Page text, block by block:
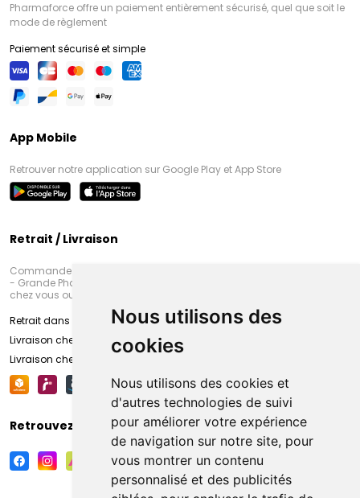
Nous utilisons des
cookies
Nous utilisons des cookies et
d'autres technologies de suivi
pour améliorer votre expérience
de navigation sur notre site, pour
vous montrer un contenu
personnalisé et des publicités
Pharmaforce offre un paiement entièrement sécurisé, quel que soit le
mode de règlement
Paiement sécurisé et simple
App Mobile
Retrouver notre application sur Google Play et App Store
Retrait / Livraison
Commandez en ligne et venez chercher votre commande à Amiens
- Grande Pharmacie d’Amiens (Fachon) ou recevez-là rapidement
chez vous ou en point retrait
Retrait dans la pharmacie d’Amiens
Livraison chez vous
Livraison chez votre commerçant
Retrouvez-nous sur vos réseaux sociaux